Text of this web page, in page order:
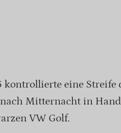
eine Streife
Mitternacht in
VW Golf.